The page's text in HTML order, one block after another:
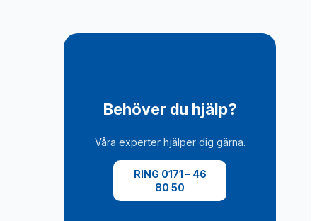
Behöver du hjälp?
Våra experter hjälper dig gärna.
RING 0171 – 46
80 50